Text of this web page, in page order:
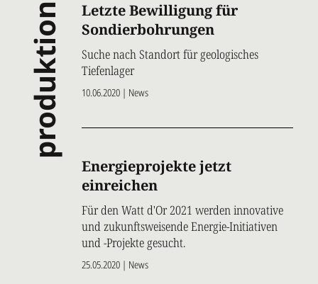
produktion
Letzte Bewilligung für
Sondierbohrungen
Suche nach Standort für geologisches
Tiefenlager
10.06.2020 | News
Energieprojekte jetzt
einreichen
Für den Watt d'Or 2021 werden innovative
und zukunftsweisende Energie-Initiativen
und -Projekte gesucht.
25.05.2020 | News